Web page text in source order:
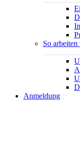
So
Anmeldung